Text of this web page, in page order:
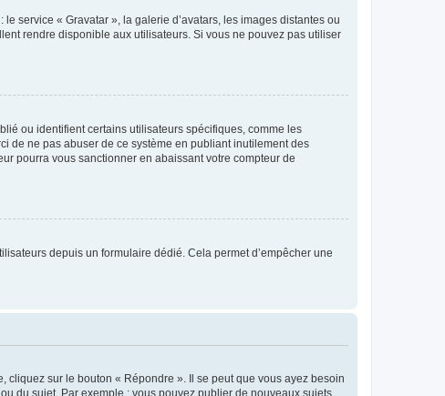
service « Gravatar », la galerie d’avatars, les images distantes ou
rendre disponible aux utilisateurs. Si vous ne pouvez pas utiliser
ou identifient certains utilisateurs spécifiques, comme les
de ne pas abuser de ce système en publiant inutilement des
pourra vous sanctionner en abaissant votre compteur de
depuis un formulaire dédié. Cela permet d’empêcher une
sur le bouton « Répondre ». Il se peut que vous ayez besoin
du sujet. Par exemple : vous pouvez publier de nouveaux sujets